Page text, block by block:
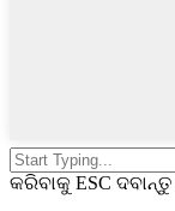
କରିବାକୁ ESC